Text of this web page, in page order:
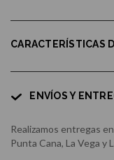
CARACTERÍSTICAS
ENVÍOS Y
Realizamos entregas
Punta Cana, La Vega y